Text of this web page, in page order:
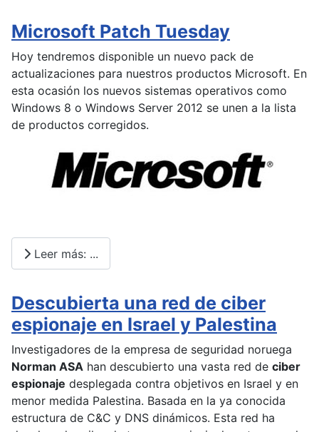
Microsoft Patch Tuesday
Hoy tendremos disponible un nuevo pack de
actualizaciones para nuestros productos Microsoft. En
esta ocasión los nuevos sistemas operativos como
Windows 8 o Windows Server 2012 se unen a la lista
de productos corregidos.
Leer más: ...
Descubierta una red de ciber
espionaje en Israel y Palestina
Investigadores de la empresa de seguridad noruega
Norman ASA han descubierto una vasta red de ciber
espionaje desplegada contra objetivos en Israel y en
menor medida Palestina. Basada en la ya conocida
estructura de C&C y DNS dinámicos. Esta red ha